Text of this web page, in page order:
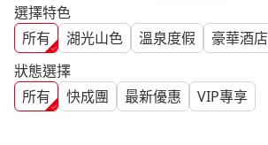
選擇特色
所有
湖光山色 溫泉度假 豪華酒店
狀態選擇
所有
快成團 最新優惠 VIP專享